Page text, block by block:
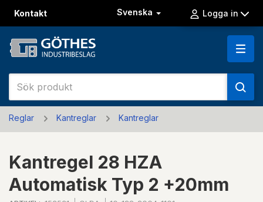
Kontakt Svenska Logga in
Reglar Kantreglar Kantreglar
Kantregel 28 HZA
Automatisk Typ 2 +20mm